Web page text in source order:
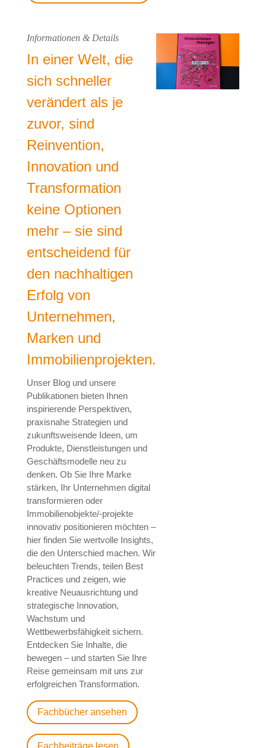
Informationen & Details
In einer Welt, die
sich schneller
verändert als je
zuvor, sind
Reinvention,
Innovation und
Transformation
keine Optionen
mehr – sie sind
entscheidend für
den nachhaltigen
Erfolg von
Unternehmen,
Marken und
Immobilienprojekten.
Unser Blog und unsere
Publikationen bieten Ihnen
inspirierende Perspektiven,
praxisnahe Strategien und
zukunftsweisende Ideen, um
Produkte, Dienstleistungen und
Geschäftsmodelle neu zu
denken. Ob Sie Ihre Marke
stärken, Ihr Unternehmen digital
transformieren oder
Immobilienobjekte/-projekte
innovativ positionieren möchten –
hier finden Sie wertvolle Insights,
die den Unterschied machen. Wir
beleuchten Trends, teilen Best
Practices und zeigen, wie
kreative Neuausrichtung und
strategische Innovation,
Wachstum und
Wettbewerbsfähigkeit sichern.
Entdecken Sie Inhalte, die
bewegen – und starten Sie Ihre
Reise gemeinsam mit uns zur
erfolgreichen Transformation.
Fachbücher ansehen
Fachbeiträge lesen